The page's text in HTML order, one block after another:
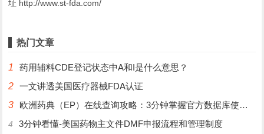
址 http://www.st-fda.com/
热门文章
1
药用辅料CDE登记状态中A和I是什么意思？
2
一文讲透美国医疗器械FDA认证
3
欧洲药典（EP）在线查询攻略：3分钟掌握官方数据库使用技巧
4 3分钟看懂-美国药物主文件DMF申报流程和管理制度